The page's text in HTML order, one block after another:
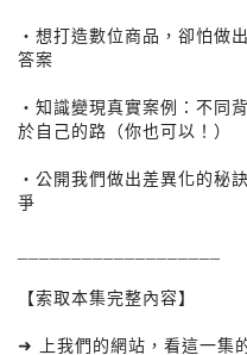
・想打造數位商品，卻怕做
答案
・知識變現真實案例：不同
於自己的路（你也可以！）
・公開我們做出差異化的秘
爭
【索取本集完整內容】
➜ 上我們的網站，看這一集